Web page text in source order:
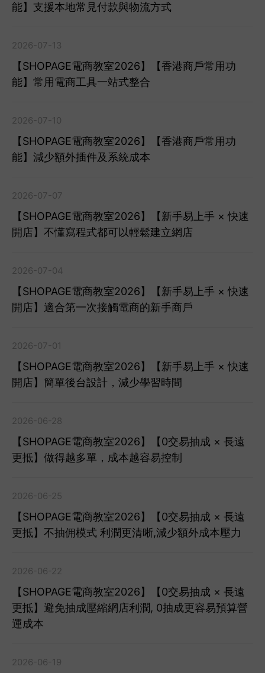
能】支援本地常見付款與物流方式
2026-07-13
【SHOPAGE電商教室2026】【香港商戶常用功
能】常用電商工具一站式整合
2026-07-10
【SHOPAGE電商教室2026】【香港商戶常用功
能】減少額外插件及系統成本
2026-07-07
【SHOPAGE電商教室2026】【新手易上手 × 快速
開店】不懂寫程式都可以輕鬆建立網店
2026-07-04
【SHOPAGE電商教室2026】【新手易上手 × 快速
開店】適合第一次接觸電商的新手商戶
2026-07-01
【SHOPAGE電商教室2026】【新手易上手 × 快速
開店】簡單後台設計，減少學習時間
2026-06-28
【SHOPAGE電商教室2026】【0交易抽成 × 長遠
更抵】做得越多單，成本越容易控制
2026-06-25
【SHOPAGE電商教室2026】【0交易抽成 × 長遠
更抵】不抽佣模式 利潤更清晰,減少額外成本壓力
2026-06-22
【SHOPAGE電商教室2026】【0交易抽成 × 長遠
更抵】避免抽成壓縮網店利潤, 0抽成更容易預算營
運成本
2026-06-19